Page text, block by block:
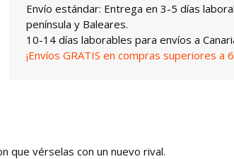
Envío estándar: Entrega en 3-5 días
península y Baleares.
10-14 días laborables para envíos a
¡Envíos GRATIS en compras superiores a
que vérselas con un nuevo rival.